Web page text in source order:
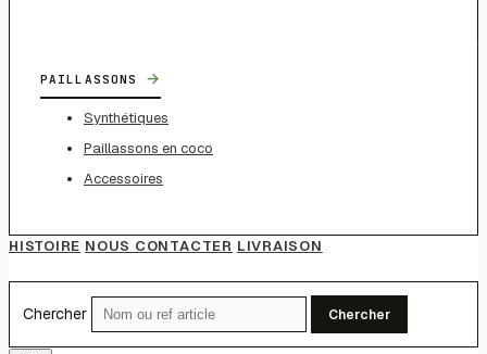
PAILLASSONS →
Synthétiques
Paillassons en coco
Accessoires
HISTOIRE NOUS CONTACTER LIVRAISON
Chercher Chercher